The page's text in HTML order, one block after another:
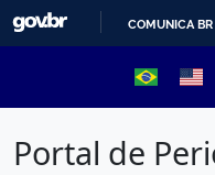
COMUNICA BR
Portal de